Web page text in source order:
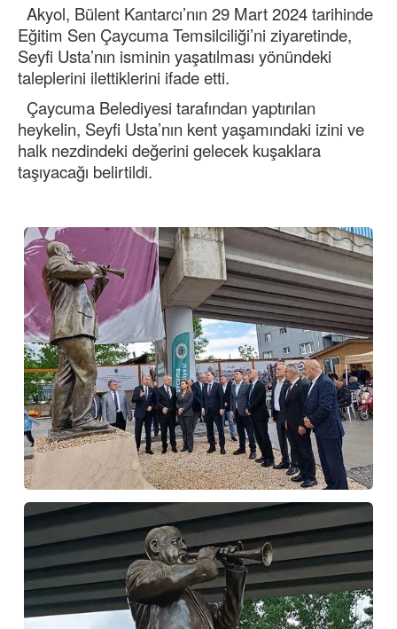
Akyol, Bülent Kantarcı’nın 29 Mart 2024 tarihinde
Eğitim Sen Çaycuma Temsilciliği’ni ziyaretinde,
Seyfi Usta’nın isminin yaşatılması yönündeki
taleplerini ilettiklerini ifade etti.
Çaycuma Belediyesi tarafından yaptırılan
heykelin, Seyfi Usta’nın kent yaşamındaki izini ve
halk nezdindeki değerini gelecek kuşaklara
taşıyacağı belirtildi.